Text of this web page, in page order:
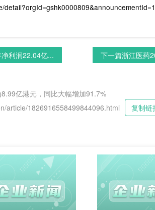
利润22.04亿... 下一篇浙江医药
亿港元，同比大幅增加91.7%
article/1826916558499844096.html
复制链